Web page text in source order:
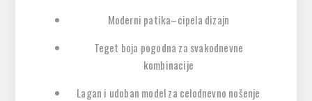
Moderni patika–cipela dizajn
Teget boja pogodna za svakodnevne
kombinacije
Lagan i udoban model za celodnevno nošenje